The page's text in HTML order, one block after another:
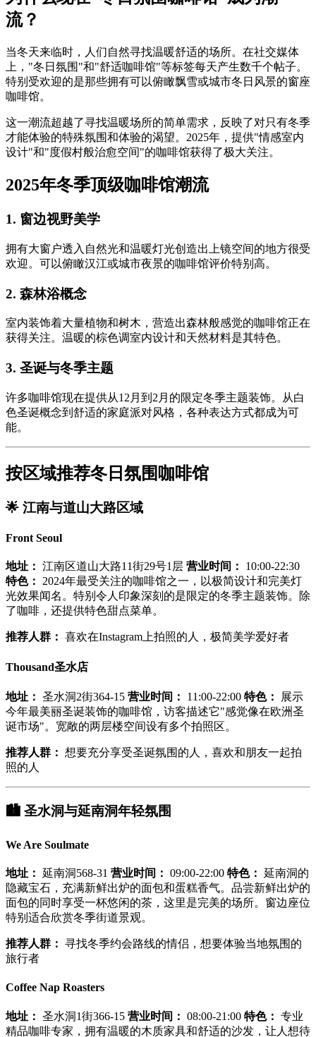
流？
当冬天来临时，人们自然寻找温暖舒适的场所。在社交媒体
上，"冬日氛围"和"舒适咖啡馆"等标签每天产生数千个帖子。
特别受欢迎的是那些拥有可以俯瞰飘雪或城市冬日风景的窗座
咖啡馆。
这一潮流超越了寻找温暖场所的简单需求，反映了对只有冬季
才能体验的特殊氛围和体验的渴望。2025年，提供"情感室内
设计"和"度假村般治愈空间"的咖啡馆获得了极大关注。
2025年冬季顶级咖啡馆潮流
1. 窗边视野美学
拥有大窗户透入自然光和温暖灯光创造出上镜空间的地方很受
欢迎。可以俯瞰汉江或城市夜景的咖啡馆评价特别高。
2. 森林浴概念
室内装饰着大量植物和树木，营造出森林般感觉的咖啡馆正在
获得关注。温暖的棕色调室内设计和天然材料是其特色。
3. 圣诞与冬季主题
许多咖啡馆现在提供从12月到2月的限定冬季主题装饰。从白
色圣诞概念到舒适的家庭派对风格，各种表达方式都成为可
能。
按区域推荐冬日氛围咖啡馆
🌟 江南与道山大路区域
Front Seoul
地址： 江南区道山大路11街29号1层 营业时间：
10:00-22:30
特色：
2024年最受关注的咖啡馆之一，以极简设计和完美灯
光效果闻名。特别令人印象深刻的是限定的冬季主题装饰。除
了咖啡，还提供特色甜点菜单。
推荐人群： 喜欢在Instagram上拍照的人，极简美学爱好者
Thousand圣水店
地址： 圣水洞2街364-15 营业时间： 11:00-22:00 特色：
展示
今年最美丽圣诞装饰的咖啡馆，访客描述它"感觉像在欧洲圣
诞市场"。宽敞的两层楼空间设有多个拍照区。
推荐人群： 想要充分享受圣诞氛围的人，喜欢和朋友一起拍
照的人
🏙️ 圣水洞与延南洞年轻氛围
We Are Soulmate
地址： 延南洞568-31 营业时间： 09:00-22:00 特色： 延南洞的
隐藏宝石，充满新鲜出炉的面包和蛋糕香气。品尝新鲜出炉的
面包的同时享受一杯悠闲的茶，这里是完美的场所。窗边座位
特别适合欣赏冬季街道景观。
推荐人群： 寻找冬季约会路线的情侣，想要体验当地氛围的
旅行者
Coffee Nap Roasters
地址： 圣水洞1街366-15 营业时间： 08:00-21:00 特色： 专业
精品咖啡专家，拥有温暖的木质家具和舒适的沙发，让人想待